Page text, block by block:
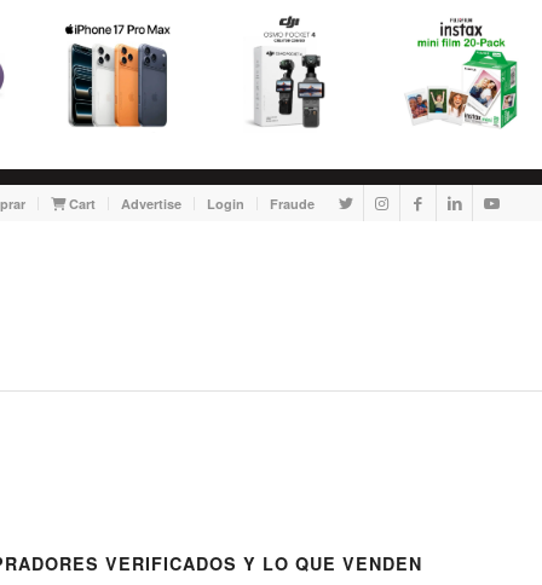
Cart Advertise Login Fraude
VERIFICADOS Y LO QUE VENDEN